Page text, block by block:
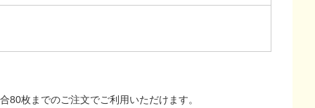
枚までのご注文でご利用いただけます。